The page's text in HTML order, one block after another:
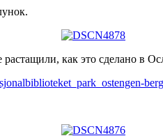
как это сделано в